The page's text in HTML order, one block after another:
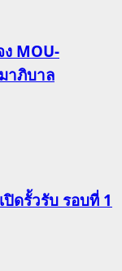
MOU-
าภิบาล
ดรั้วรับ รอบที่ 1